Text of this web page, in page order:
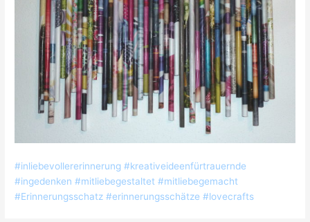
#inliebevollererinnerung #kreativeideenfürtrauernde
#ingedenken #mitliebegestaltet #mitliebegemacht
#Erinnerungsschatz #erinnerungsschätze #lovecrafts